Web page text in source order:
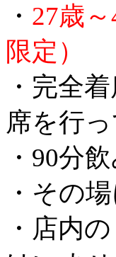
・ 27歳
限定）
・完全
席を行
・90分
・その
・店内